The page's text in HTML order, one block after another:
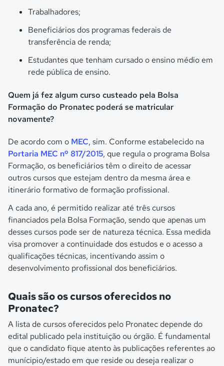
Trabalhadores;
Beneficiários dos programas federais de
transferência de renda;
Estudantes que tenham cursado o ensino médio em
rede pública de ensino.
Quem já fez algum curso custeado pela Bolsa
Formação do Pronatec poderá se matricular
novamente?
De acordo com o MEC, sim. Conforme estabelecido na
Portaria MEC nº 817/2015, que regula o programa Bolsa
Formação, os beneficiários têm o direito de acessar
outros cursos que estejam dentro da mesma área e
itinerário formativo de formação profissional.
A cada ano, é permitido realizar até três cursos
financiados pela Bolsa Formação, sendo que apenas um
desses cursos pode ser de natureza técnica. Essa medida
visa promover a continuidade dos estudos e o acesso a
qualificações técnicas, incentivando assim o
desenvolvimento profissional dos beneficiários.
Quais são os cursos oferecidos no
Pronatec?
A lista de cursos oferecidos pelo Pronatec depende do
edital publicado pela instituição ou órgão. É fundamental
que o candidato fique atento às publicações referentes ao
munícipio/estado em que reside ou deseja realizar o